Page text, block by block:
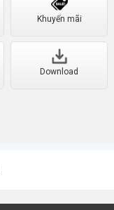
Khuyến mãi
Download